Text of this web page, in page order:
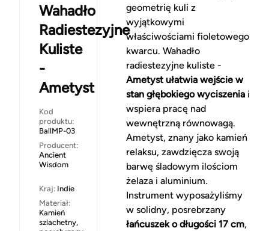
Wahadło
Radiestezyjne
Kuliste
-
Ametyst
Kod
produktu:
BallMP-03
Producent:
Ancient
Wisdom
Kraj: Indie
Materiał:
Kamień
szlachetny,
geometrię kuli z
wyjątkowymi
właściwościami fioletowego
kwarcu. Wahadło
radiestezyjne kuliste -
Ametyst ułatwia wejście w
stan głębokiego wyciszeniai
wspiera pracę nad
wewnętrzną równowagą.
Ametyst, znany jako kamień
relaksu, zawdzięcza swoją
barwę śladowym ilościom
żelaza i aluminium.
Instrument wyposażyliśmy
w solidny, posrebrzany
łańcuszek o długości 17 cm,